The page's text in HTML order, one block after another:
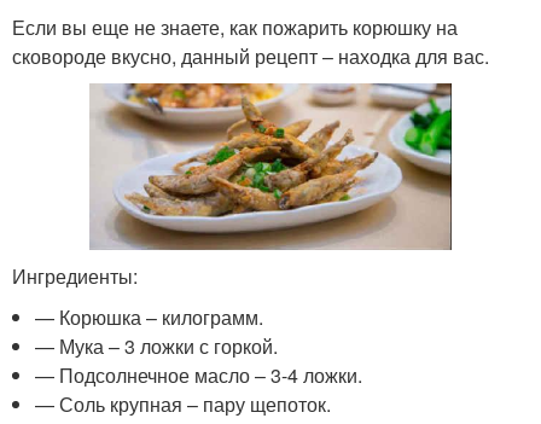
Если вы еще не знаете, как пожарить корюшку на
сковороде вкусно, данный рецепт – находка для вас.
Ингредиенты:
— Корюшка – килограмм.
— Мука – 3 ложки с горкой.
— Подсолнечное масло – 3-4 ложки.
— Соль крупная – пару щепоток.